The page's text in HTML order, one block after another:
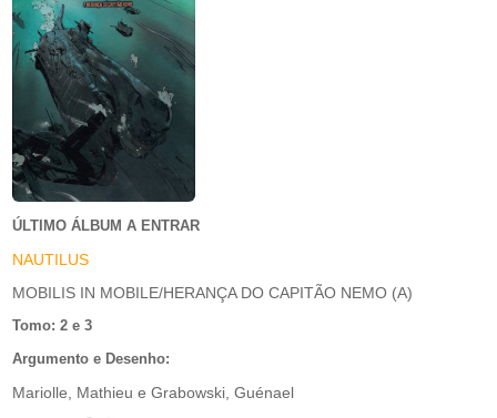
ÚLTIMO ÁLBUM A ENTRAR
NAUTILUS
MOBILIS IN MOBILE/HERANÇA DO CAPITÃO NEMO (A)
Tomo: 2 e 3
Argumento e Desenho:
Mariolle, Mathieu e Grabowski, Guénael